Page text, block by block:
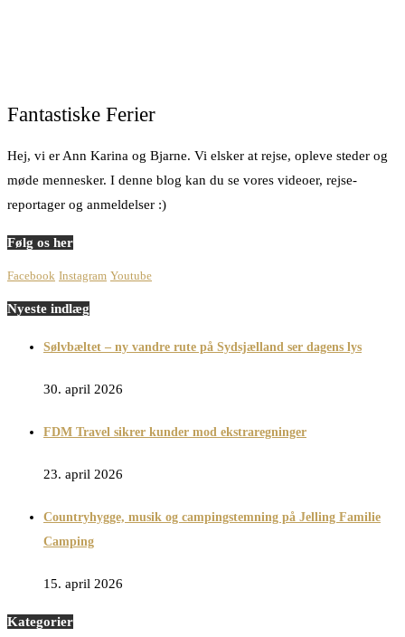
Fantastiske Ferier
Hej, vi er Ann Karina og Bjarne. Vi elsker at rejse, opleve steder og
møde mennesker. I denne blog kan du se vores videoer, rejse-
reportager og anmeldelser :)
Følg os her
Facebook Instagram Youtube
Nyeste indlæg
Sølvbæltet – ny vandre rute på Sydsjælland ser dagens lys
30. april 2026
FDM Travel sikrer kunder mod ekstraregninger
23. april 2026
Countryhygge, musik og campingstemning på Jelling Familie
Camping
15. april 2026
Kategorier